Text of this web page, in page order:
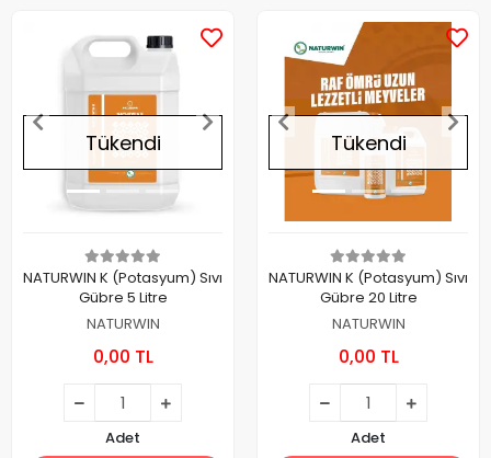
Tükendi
NATURWIN K (Potasyum) Sıvı
Gübre 5 Litre
NATURWIN
0,00 TL
Adet
Tükendi
NATURWIN K (Potasyum) Sıvı
Gübre 20 Litre
NATURWIN
0,00 TL
Adet